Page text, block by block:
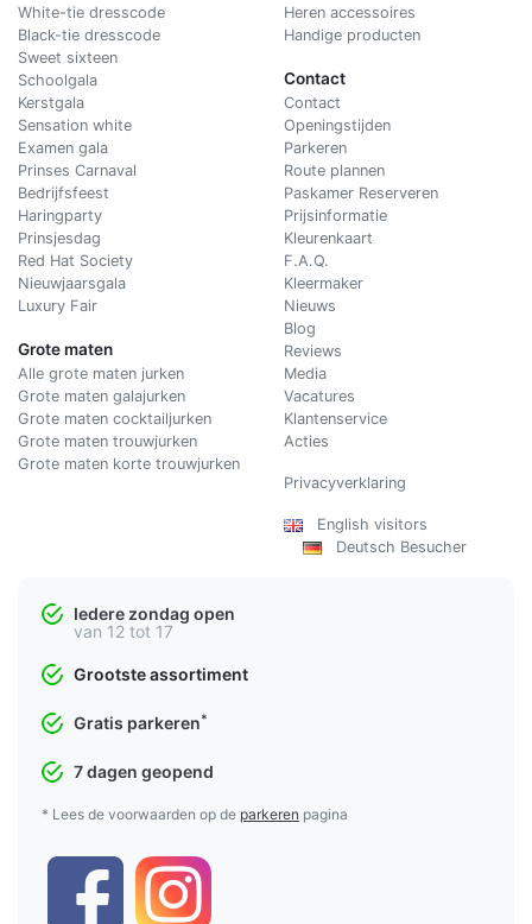
White-tie dresscode
Black-tie dresscode
Sweet sixteen
Schoolgala
Kerstgala
Sensation white
Examen gala
Prinses Carnaval
Bedrijfsfeest
Haringparty
Prinsjesdag
Red Hat Society
Nieuwjaarsgala
Luxury Fair
Grote maten
Alle grote maten jurken
Grote maten galajurken
Grote maten cocktailjurken
Grote maten trouwjurken
Grote maten korte trouwjurken
Heren accessoires
Handige producten
Contact
Contact
Openingstijden
Parkeren
Route plannen
Paskamer Reserveren
Prijsinformatie
Kleurenkaart
F.A.Q.
Kleermaker
Nieuws
Blog
Reviews
Media
Vacatures
Klantenservice
Acties
Privacyverklaring
English visitors
Deutsch Besucher
Iedere zondag open
van 12 tot 17
Grootste assortiment
Gratis parkeren*
7 dagen geopend
* Lees de voorwaarden op de parkeren pagina